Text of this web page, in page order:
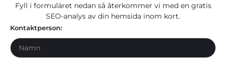
Fyll i formuläret nedan så återkommer vi med en gratis
SEO-analys av din hemsida inom kort.
Kontaktperson: